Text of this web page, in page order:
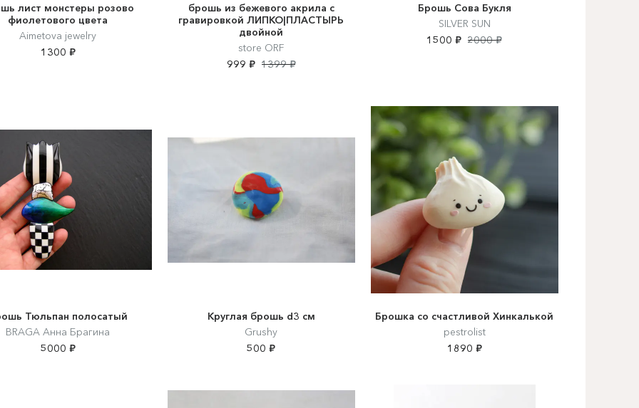
лист монстеры розово
фиолетового цвета
Aimetova jewelry
1300 ₽
брошь из бежевого акрила с
гравировкой ЛИПКО|ПЛАСТЫРЬ
двойной
store ORF
999 ₽ 1399 ₽
Брошь Сова Букля
SILVER SUN
1500 ₽ 2000 ₽
Тюльпан полосатый
BRAGA Анна Брагина
5000 ₽
Круглая брошь d3 см
Grushy
500 ₽
Брошка со счастливой Хинкалькой
pestrolist
1890 ₽